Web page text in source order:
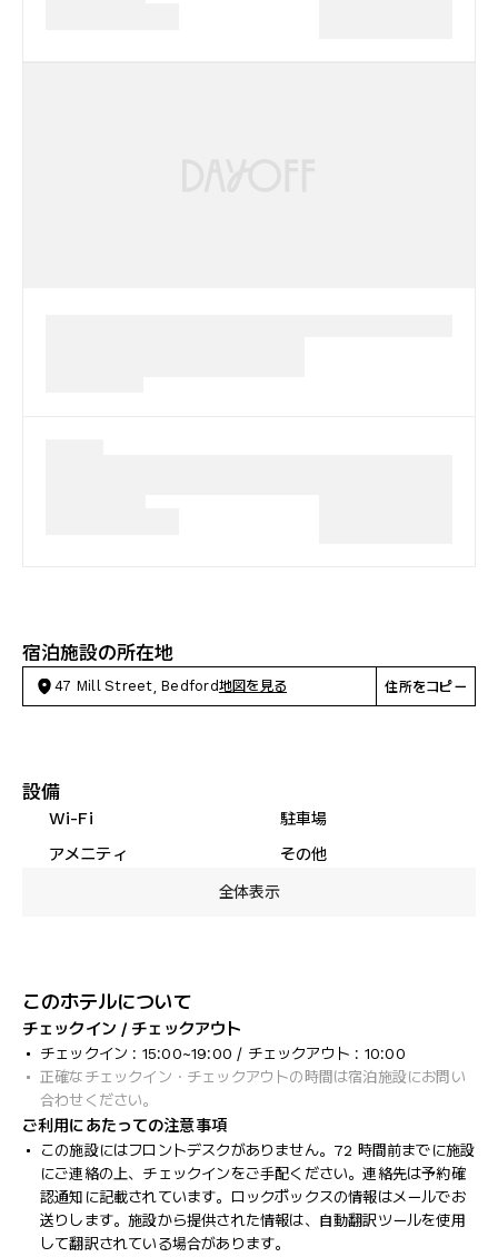
宿泊施設の所在地
47 Mill Street, Bedford地図を見る 住所をコピー
設備
Wi-Fi
駐車場
アメニティ
その他
全体表示
このホテルについて
チェックイン / チェックアウト
チェックイン : 15:00~19:00 / チェックアウト : 10:00
正確なチェックイン・チェックアウトの時間は宿泊施設にお問い
合わせください。
ご利用にあたっての注意事項
この施設にはフロントデスクがありません。72 時間前までに施設
にご連絡の上、チェックインをご手配ください。連絡先は予約確
認通知に記載されています。ロックボックスの情報はメールでお
送りします。施設から提供された情報は、自動翻訳ツールを使用
して翻訳されている場合があります。